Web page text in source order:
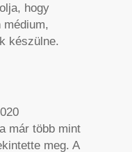
hogy
médium,
készülne.
már több mint
meg. A